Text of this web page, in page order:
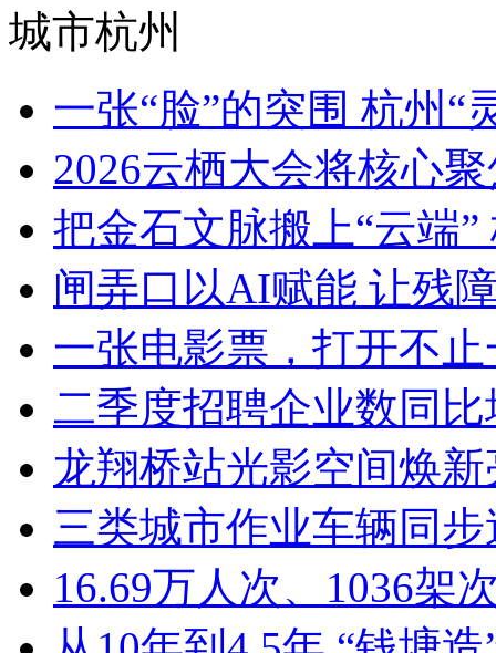
城市杭州
一张“脸”的突围 杭州“
2026云栖大会将核心
把金石文脉搬上“云端
闸弄口以AI赋能 让残
一张电影票，打开不
二季度招聘企业数同比
龙翔桥站光影空间焕
三类城市作业车辆同
16.69万人次、1036架